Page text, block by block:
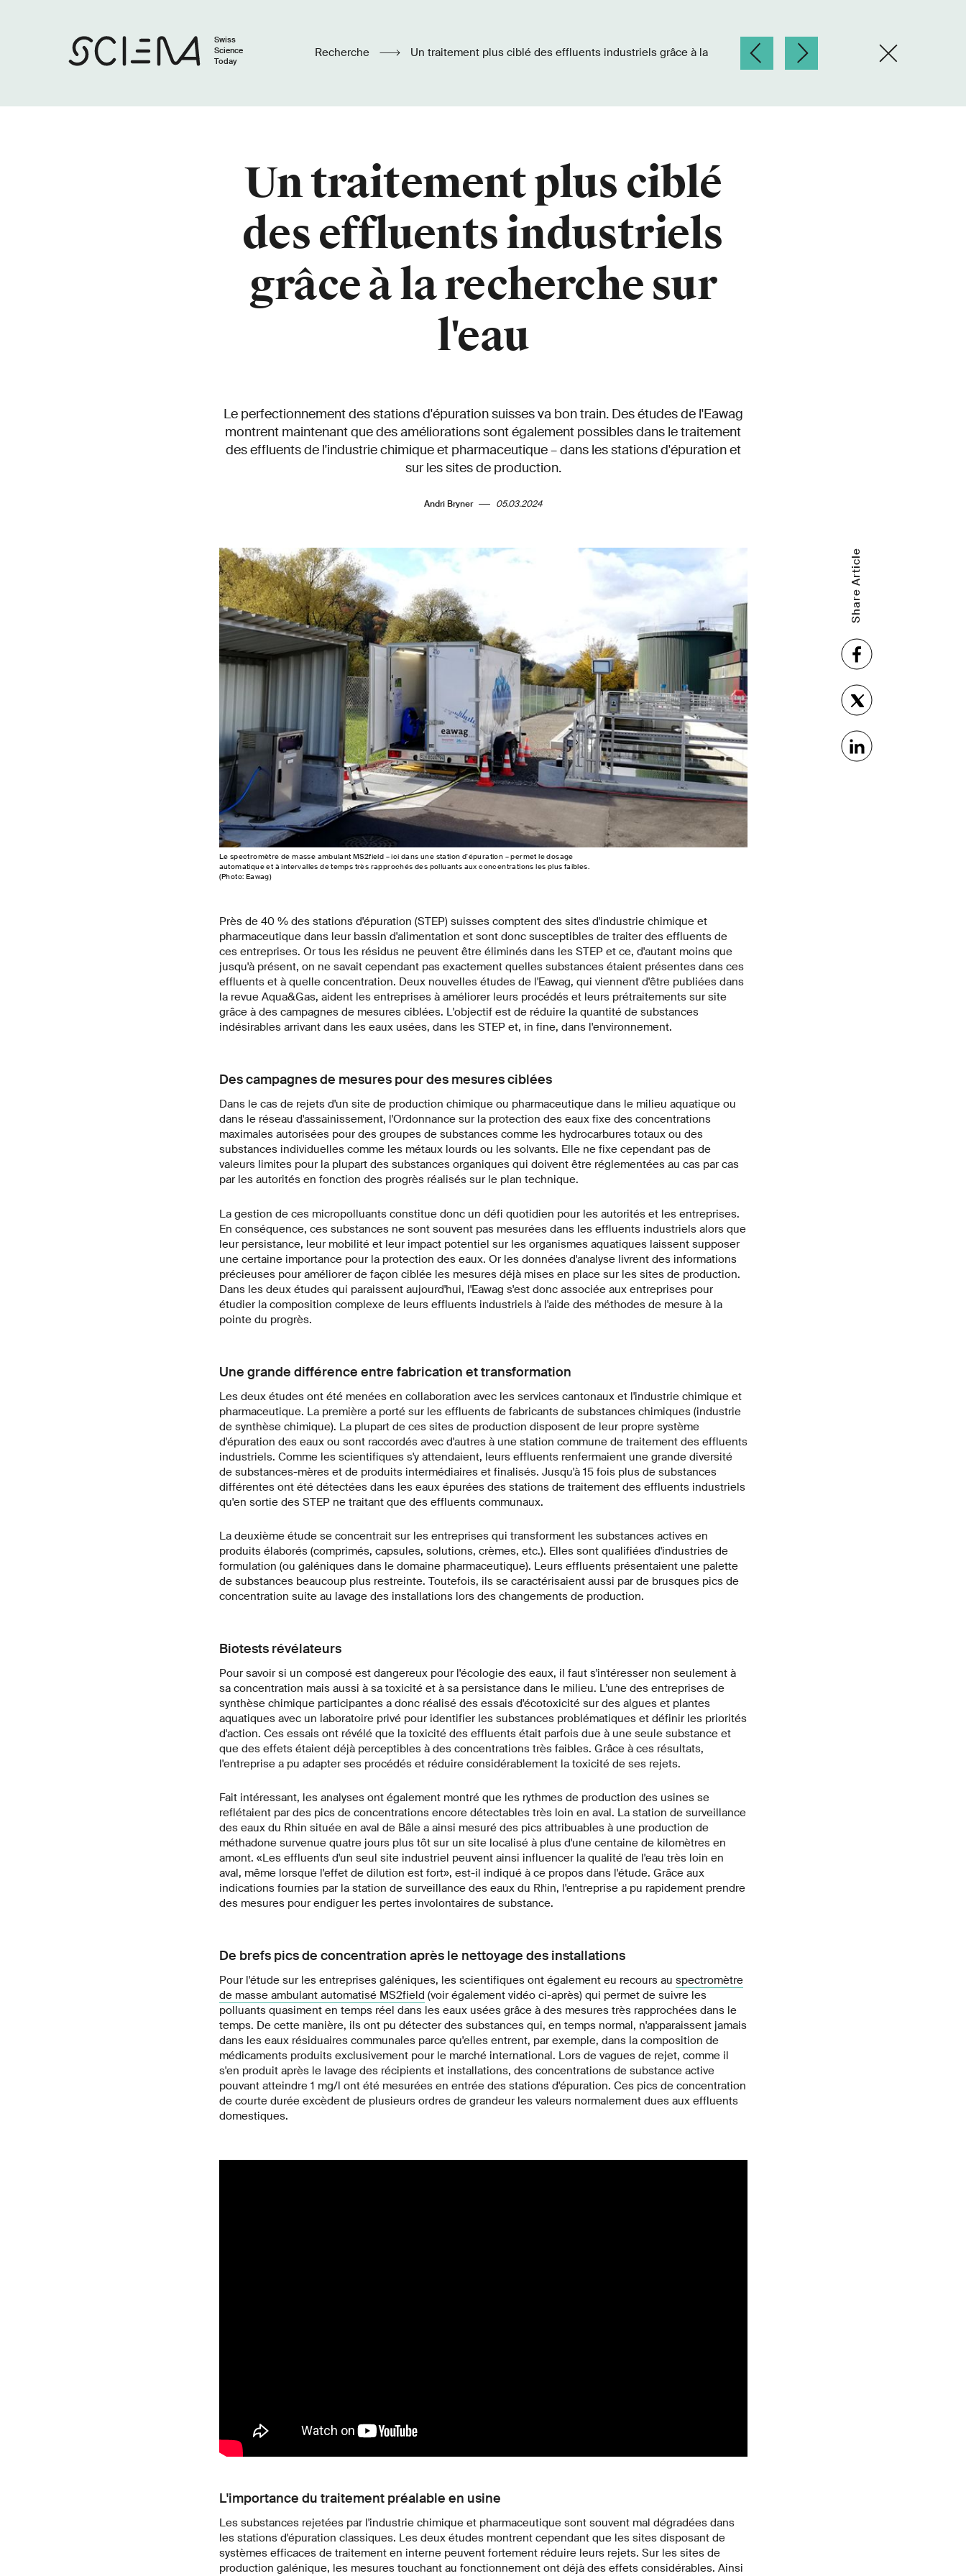
Swiss
Science
Today
Recherche
Un traitement plus ciblé
des effluents industriels
grâce à la recherche sur
l'eau
Le perfectionnement des stations d'épuration suisses va bon train. Des études de l'Eawag
montrent maintenant que des améliorations sont également possibles dans le traitement
des effluents de l'industrie chimique et pharmaceutique – dans les stations d'épuration et
sur les sites de production.
Andri Bryner 05.03.2024
Le spectromètre de masse ambulant MS2field – ici dans une station d'épuration – permet le dosage
automatique et à intervalles de temps très rapprochés des polluants aux concentrations les plus faibles.
(Photo: Eawag)
Share Article
Près de 40 % des stations d'épuration (STEP) suisses comptent des sites d'industrie chimique et
pharmaceutique dans leur bassin d'alimentation et sont donc susceptibles de traiter des effluents de
ces entreprises. Or tous les résidus ne peuvent être éliminés dans les STEP et ce, d'autant moins que
jusqu'à présent, on ne savait cependant pas exactement quelles substances étaient présentes dans ces
effluents et à quelle concentration. Deux nouvelles études de l'Eawag, qui viennent d'être publiées dans
la revue Aqua&Gas, aident les entreprises à améliorer leurs procédés et leurs prétraitements sur site
grâce à des campagnes de mesures ciblées. L'objectif est de réduire la quantité de substances
indésirables arrivant dans les eaux usées, dans les STEP et, in fine, dans l'environnement.
Des campagnes de mesures pour des mesures ciblées
Dans le cas de rejets d'un site de production chimique ou pharmaceutique dans le milieu aquatique ou
dans le réseau d'assainissement, l'Ordonnance sur la protection des eaux fixe des concentrations
maximales autorisées pour des groupes de substances comme les hydrocarbures totaux ou des
substances individuelles comme les métaux lourds ou les solvants. Elle ne fixe cependant pas de
valeurs limites pour la plupart des substances organiques qui doivent être réglementées au cas par cas
par les autorités en fonction des progrès réalisés sur le plan technique.
La gestion de ces micropolluants constitue donc un défi quotidien pour les autorités et les entreprises.
En conséquence, ces substances ne sont souvent pas mesurées dans les effluents industriels alors que
leur persistance, leur mobilité et leur impact potentiel sur les organismes aquatiques laissent supposer
une certaine importance pour la protection des eaux. Or les données d'analyse livrent des informations
précieuses pour améliorer de façon ciblée les mesures déjà mises en place sur les sites de production.
Dans les deux études qui paraissent aujourd'hui, l'Eawag s'est donc associée aux entreprises pour
étudier la composition complexe de leurs effluents industriels à l'aide des méthodes de mesure à la
pointe du progrès.
Une grande différence entre fabrication et transformation
Les deux études ont été menées en collaboration avec les services cantonaux et l'industrie chimique et
pharmaceutique. La première a porté sur les effluents de fabricants de substances chimiques (industrie
de synthèse chimique). La plupart de ces sites de production disposent de leur propre système
d'épuration des eaux ou sont raccordés avec d'autres à une station commune de traitement des effluents
industriels. Comme les scientifiques s'y attendaient, leurs effluents renfermaient une grande diversité
de substances-mères et de produits intermédiaires et finalisés. Jusqu'à 15 fois plus de substances
différentes ont été détectées dans les eaux épurées des stations de traitement des effluents industriels
qu'en sortie des STEP ne traitant que des effluents communaux.
La deuxième étude se concentrait sur les entreprises qui transforment les substances actives en
produits élaborés (comprimés, capsules, solutions, crèmes, etc.). Elles sont qualifiées d'industries de
formulation (ou galéniques dans le domaine pharmaceutique). Leurs effluents présentaient une palette
de substances beaucoup plus restreinte. Toutefois, ils se caractérisaient aussi par de brusques pics de
concentration suite au lavage des installations lors des changements de production.
Biotests révélateurs
Pour savoir si un composé est dangereux pour l'écologie des eaux, il faut s'intéresser non seulement à
sa concentration mais aussi à sa toxicité et à sa persistance dans le milieu. L'une des entreprises de
synthèse chimique participantes a donc réalisé des essais d'écotoxicité sur des algues et plantes
aquatiques avec un laboratoire privé pour identifier les substances problématiques et définir les priorités
d'action. Ces essais ont révélé que la toxicité des effluents était parfois due à une seule substance et
que des effets étaient déjà perceptibles à des concentrations très faibles. Grâce à ces résultats,
l'entreprise a pu adapter ses procédés et réduire considérablement la toxicité de ses rejets.
Fait intéressant, les analyses ont également montré que les rythmes de production des usines se
reflétaient par des pics de concentrations encore détectables très loin en aval. La station de surveillance
des eaux du Rhin située en aval de Bâle a ainsi mesuré des pics attribuables à une production de
méthadone survenue quatre jours plus tôt sur un site localisé à plus d'une centaine de kilomètres en
amont. «Les effluents d'un seul site industriel peuvent ainsi influencer la qualité de l'eau très loin en
aval, même lorsque l'effet de dilution est fort», est-il indiqué à ce propos dans l'étude. Grâce aux
indications fournies par la station de surveillance des eaux du Rhin, l'entreprise a pu rapidement prendre
des mesures pour endiguer les pertes involontaires de substance.
De brefs pics de concentration après le nettoyage des installations
Pour l'étude sur les entreprises galéniques, les scientifiques ont également eu recours au spectromètre
de masse ambulant automatisé MS2field (voir également vidéo ci-après) qui permet de suivre les
polluants quasiment en temps réel dans les eaux usées grâce à des mesures très rapprochées dans le
temps. De cette manière, ils ont pu détecter des substances qui, en temps normal, n'apparaissent jamais
dans les eaux résiduaires communales parce qu'elles entrent, par exemple, dans la composition de
médicaments produits exclusivement pour le marché international. Lors de vagues de rejet, comme il
s'en produit après le lavage des récipients et installations, des concentrations de substance active
pouvant atteindre 1 mg/l ont été mesurées en entrée des stations d'épuration. Ces pics de concentration
de courte durée excèdent de plusieurs ordres de grandeur les valeurs normalement dues aux effluents
domestiques.
L'importance du traitement préalable en usine
Les substances rejetées par l'industrie chimique et pharmaceutique sont souvent mal dégradées dans
les stations d'épuration classiques. Les deux études montrent cependant que les sites disposant de
systèmes efficaces de traitement en interne peuvent fortement réduire leurs rejets. Sur les sites de
production galénique, les mesures touchant au fonctionnement ont déjà des effets considérables. Ainsi